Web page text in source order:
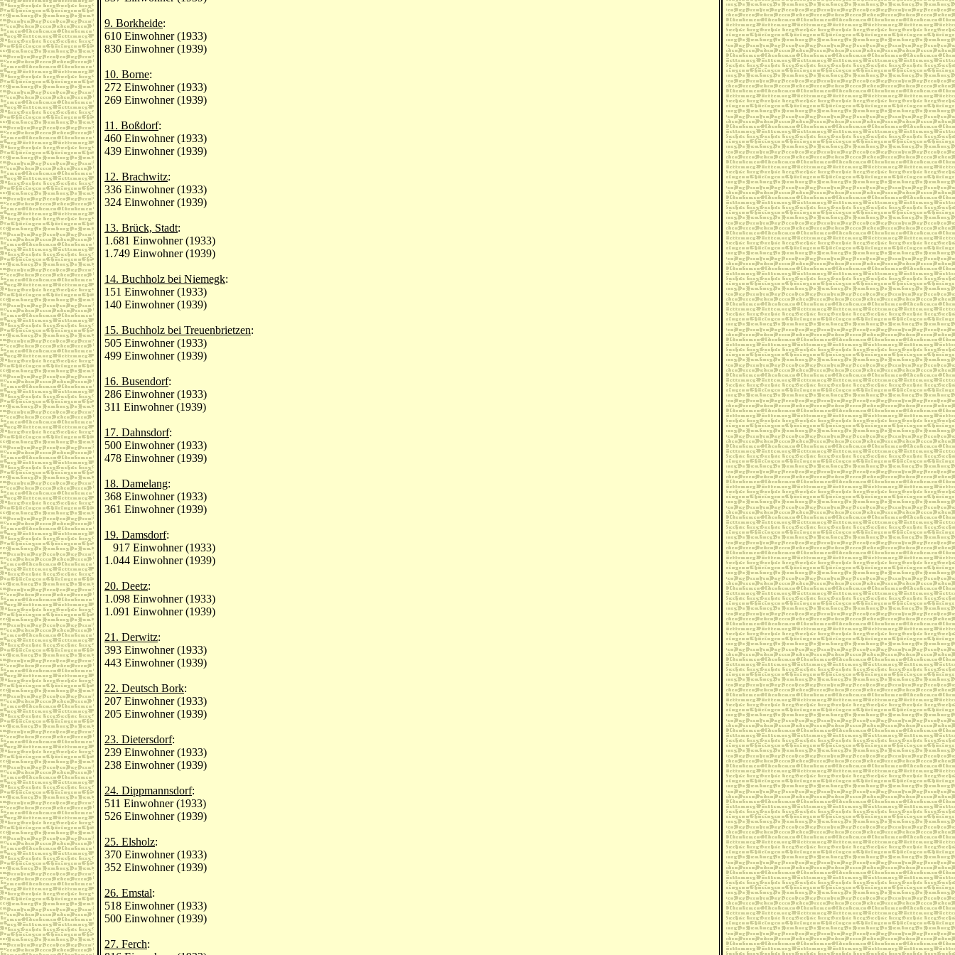
9. Borkheide:
610 Einwohner (1933)
830 Einwohner (1939)
10. Borne:
272 Einwohner (1933)
269 Einwohner (1939)
11. Boßdorf:
460 Einwohner (1933)
439 Einwohner (1939)
12. Brachwitz:
336 Einwohner (1933)
324 Einwohner (1939)
13. Brück, Stadt:
1.681 Einwohner (1933)
1.749 Einwohner (1939)
14. Buchholz bei Niemegk:
151 Einwohner (1933)
140 Einwohner (1939)
15. Buchholz bei Treuenbrietzen:
505 Einwohner (1933)
499 Einwohner (1939)
16. Busendorf:
286 Einwohner (1933)
311 Einwohner (1939)
17. Dahnsdorf:
500 Einwohner (1933)
478 Einwohner (1939)
18. Damelang:
368 Einwohner (1933)
361 Einwohner (1939)
19. Damsdorf:
917 Einwohner (1933)
1.044 Einwohner (1939)
20. Deetz:
1.098 Einwohner (1933)
1.091 Einwohner (1939)
21. Derwitz:
393 Einwohner (1933)
443 Einwohner (1939)
22. Deutsch Bork:
207 Einwohner (1933)
205 Einwohner (1939)
23. Dietersdorf:
239 Einwohner (1933)
238 Einwohner (1939)
24. Dippmannsdorf:
511 Einwohner (1933)
526 Einwohner (1939)
25. Elsholz:
370 Einwohner (1933)
352 Einwohner (1939)
26. Emstal:
518 Einwohner (1933)
500 Einwohner (1939)
27. Ferch: